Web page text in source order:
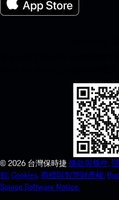
© 2026 台灣保時捷 條款與條件.
知.Cookies.商標與智慧財產權.
Source Software Notice.